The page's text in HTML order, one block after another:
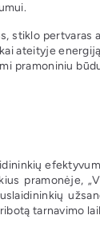
stiklo pertvaras
ateityje
pramoniniu
pramonėje,
tarnavimo